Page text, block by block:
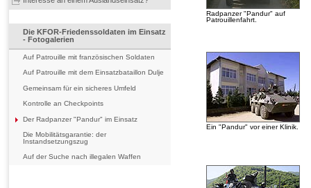
Die KFOR-Friedenssoldaten im Einsatz
- Fotogalerien
Auf Patrouille mit französischen Soldaten
Auf Patrouille mit dem Einsatzbataillon Dulje
Gemeinsam für ein sicheres Umfeld
Kontrolle an Checkpoints
Der Radpanzer "Pandur" im Einsatz
Die Mobilitätsgarantie: der
Instandsetzungszug
Auf der Suche nach illegalen Waffen
Radpanzer "Pandur" auf
Patrouillenfahrt.
Ein "Pandur" vor einer Klinik.